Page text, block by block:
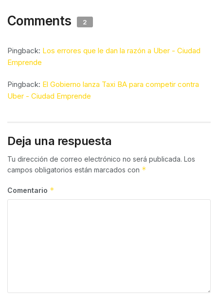
Comments 2
Pingback: Los errores que le dan la razón a Uber - Ciudad
Emprende
Pingback: El Gobierno lanza Taxi BA para competir contra
Uber - Ciudad Emprende
Deja una respuesta
Tu dirección de correo electrónico no será publicada. Los
campos obligatorios están marcados con *
Comentario *